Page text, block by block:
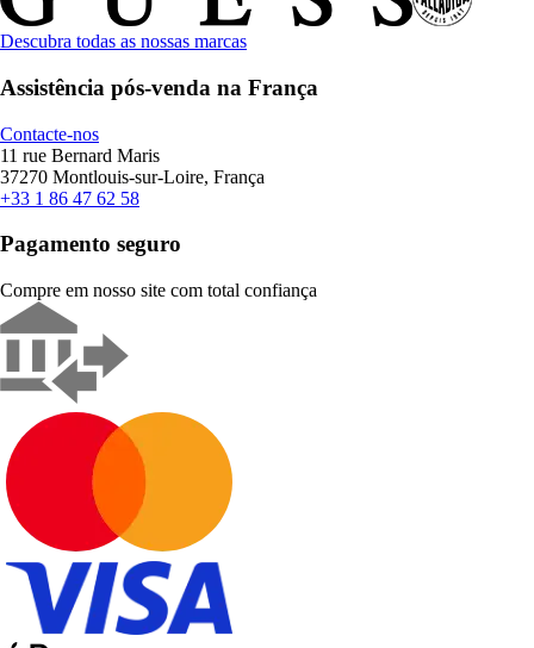
Descubra todas as nossas marcas
Assistência pós-venda na França
Contacte-nos
11 rue Bernard Maris
37270 Montlouis-sur-Loire, França
+33 1 86 47 62 58
Pagamento seguro
Compre em nosso site com total confiança